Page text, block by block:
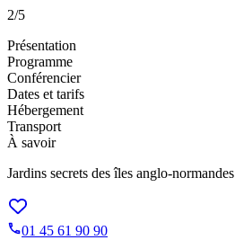
2/5
Présentation
Programme
Conférencier
Dates et tarifs
Hébergement
Transport
À savoir
Jardins secrets des îles anglo-normandes
01 45 61 90 90